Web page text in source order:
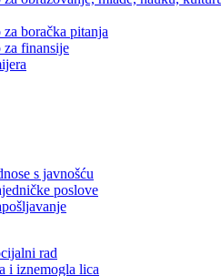
urbanizam, prostorno uređenje i
obrazovanje, mlade, nauku,
boračka pitanja
finansije
s javnošću
poslove